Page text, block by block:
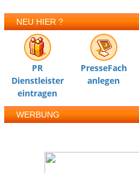
NEU HIER ?
PR
Dienstleister
eintragen
PresseFach
anlegen
WERBUNG